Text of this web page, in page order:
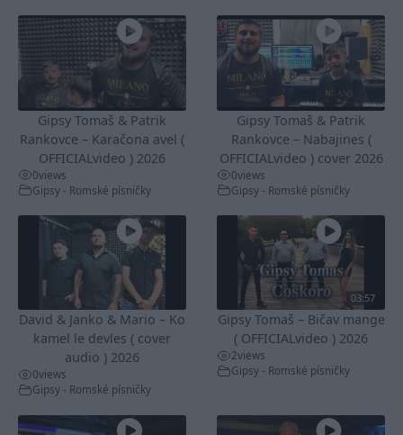
Gipsy Tomaš & Patrik
Rankovce – Karačona avel (
OFFICIALvideo ) 2026
0views
Gipsy - Romské písničky
Gipsy Tomaš & Patrik
Rankovce – Nabajines (
OFFICIALvideo ) cover 2026
0views
Gipsy - Romské písničky
David & Janko & Mario – Ko
kamel le devles ( cover
audio ) 2026
0views
Gipsy - Romské písničky
03:57
Gipsy Tomaš – Bičav mange
( OFFICIALvideo ) 2026
2views
Gipsy - Romské písničky